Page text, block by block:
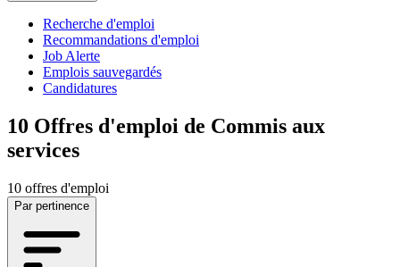
Recherche d'emploi
Recommandations d'emploi
Job Alerte
Emplois sauvegardés
Candidatures
10 Offres d'emploi de Commis aux
services
10 offres d'emploi
Par pertinence